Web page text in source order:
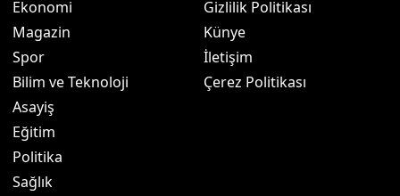
Ekonomi
Magazin
Spor
Bilim ve Teknoloji
Asayiş
Eğitim
Politika
Sağlık
Gizlilik Politikası
Künye
İletişim
Çerez Politikası